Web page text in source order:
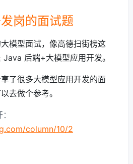
岗的面试题
模型面试，像高德扫街榜这
后端+大模型应用开发。
了很多大模型应用开发的面
去做个参考。
column/10/2